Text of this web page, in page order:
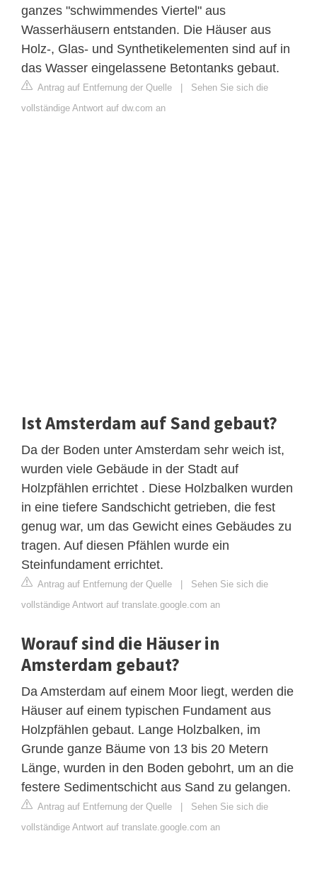
ganzes "schwimmendes Viertel" aus
Wasserhäusern entstanden. Die Häuser aus
Holz-, Glas- und Synthetikelementen sind auf in
das Wasser eingelassene Betontanks gebaut.
Antrag auf Entfernung der Quelle
Sehen Sie sich die
vollständige Antwort auf dw.com an
Ist Amsterdam auf Sand gebaut?
Da der Boden unter Amsterdam sehr weich ist,
wurden viele Gebäude in der Stadt auf
Holzpfählen errichtet . Diese Holzbalken wurden
in eine tiefere Sandschicht getrieben, die fest
genug war, um das Gewicht eines Gebäudes zu
tragen. Auf diesen Pfählen wurde ein
Steinfundament errichtet.
Antrag auf Entfernung der Quelle
Sehen Sie sich die
vollständige Antwort auf translate.google.com an
Worauf sind die Häuser in
Amsterdam gebaut?
Da Amsterdam auf einem Moor liegt, werden die
Häuser auf einem typischen Fundament aus
Holzpfählen gebaut. Lange Holzbalken, im
Grunde ganze Bäume von 13 bis 20 Metern
Länge, wurden in den Boden gebohrt, um an die
festere Sedimentschicht aus Sand zu gelangen.
Antrag auf Entfernung der Quelle
Sehen Sie sich die
vollständige Antwort auf translate.google.com an